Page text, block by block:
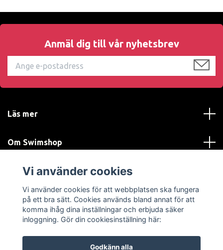
Anmäl dig till vår nyhetsbrev
Läs mer
Om Swimshop
Kundtjänst
Sociala medier
Vi använder cookies
Vi använder cookies för att webbplatsen ska fungera
på ett bra sätt. Cookies används bland annat för att
komma ihåg dina inställningar och erbjuda säker
inloggning. Gör din cookiesinställning här:
Godkänn alla